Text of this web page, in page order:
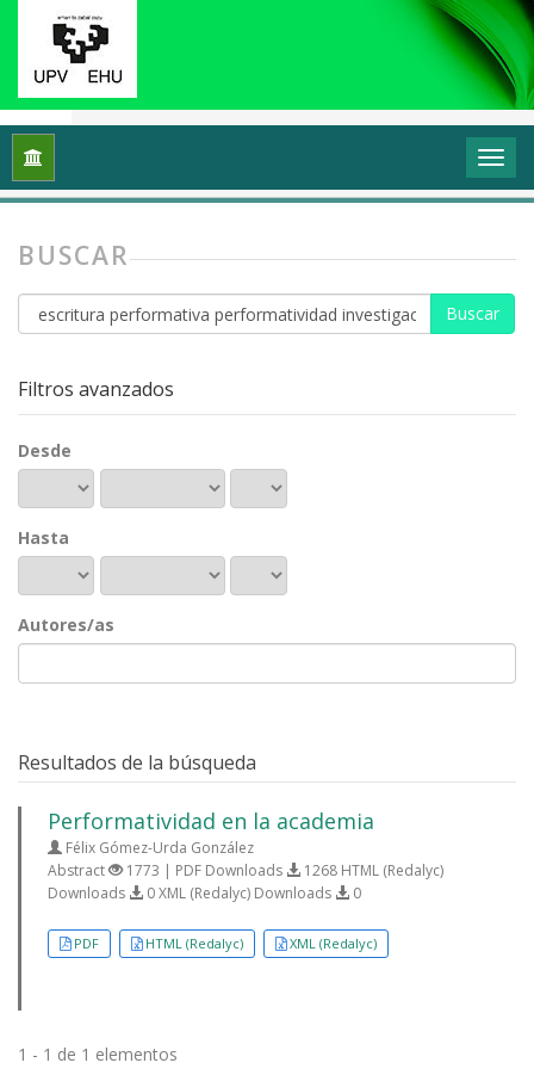
Inicio
BUSCAR
Buscar
artículos
Filtros avanzados
Desde
Hasta
Autores/as
Resultados de la búsqueda
Performatividad en la academia
Félix Gómez-Urda González
Abstract
1773 | PDF Downloads
1268 HTML (Redalyc)
Downloads
0 XML (Redalyc) Downloads 0
PDF HTML (Redalyc) XML (Redalyc)
1 - 1 de 1 elementos